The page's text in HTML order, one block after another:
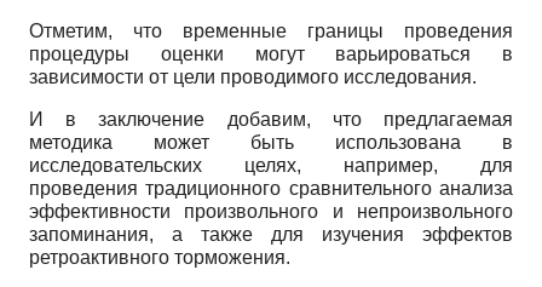
Отметим, что временные границы проведения
процедуры оценки могут варьироваться в
зависимости от цели проводимого исследования.
И в заключение добавим, что предлагаемая
методика может быть использована в
исследовательских целях, например, для
проведения традиционного сравнительного анализа
эффективности произвольного и непроизвольного
запоминания, а также для изучения эффектов
ретроактивного торможения.